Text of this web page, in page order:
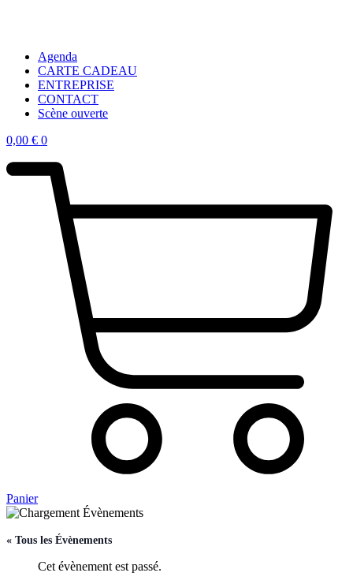
Agenda
CARTE CADEAU
ENTREPRISE
CONTACT
Scène ouverte
0,00 € 0
Panier
« Tous les Évènements
Cet évènement est passé.